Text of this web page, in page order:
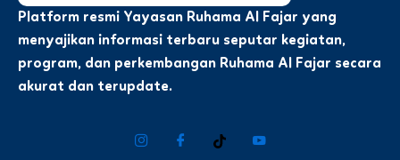
Platform resmi Yayasan Ruhama Al Fajar yang
menyajikan informasi terbaru seputar kegiatan,
program, dan perkembangan Ruhama Al Fajar secara
akurat dan terupdate.